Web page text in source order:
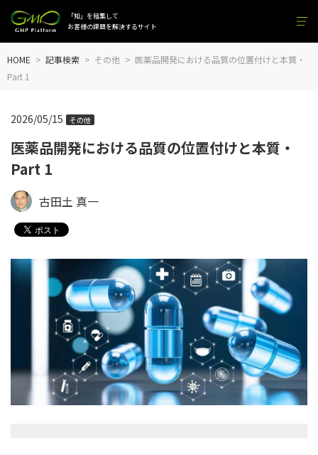
「知」を結集して
お客様の課題を解決するサイト
HOME 記事検索 その他
医薬品開発における品質の位置付けと本質・
Part 1
医薬品開発における品質の位置付けと本質・
Part 1
2026/05/15 その他
古田土 真一